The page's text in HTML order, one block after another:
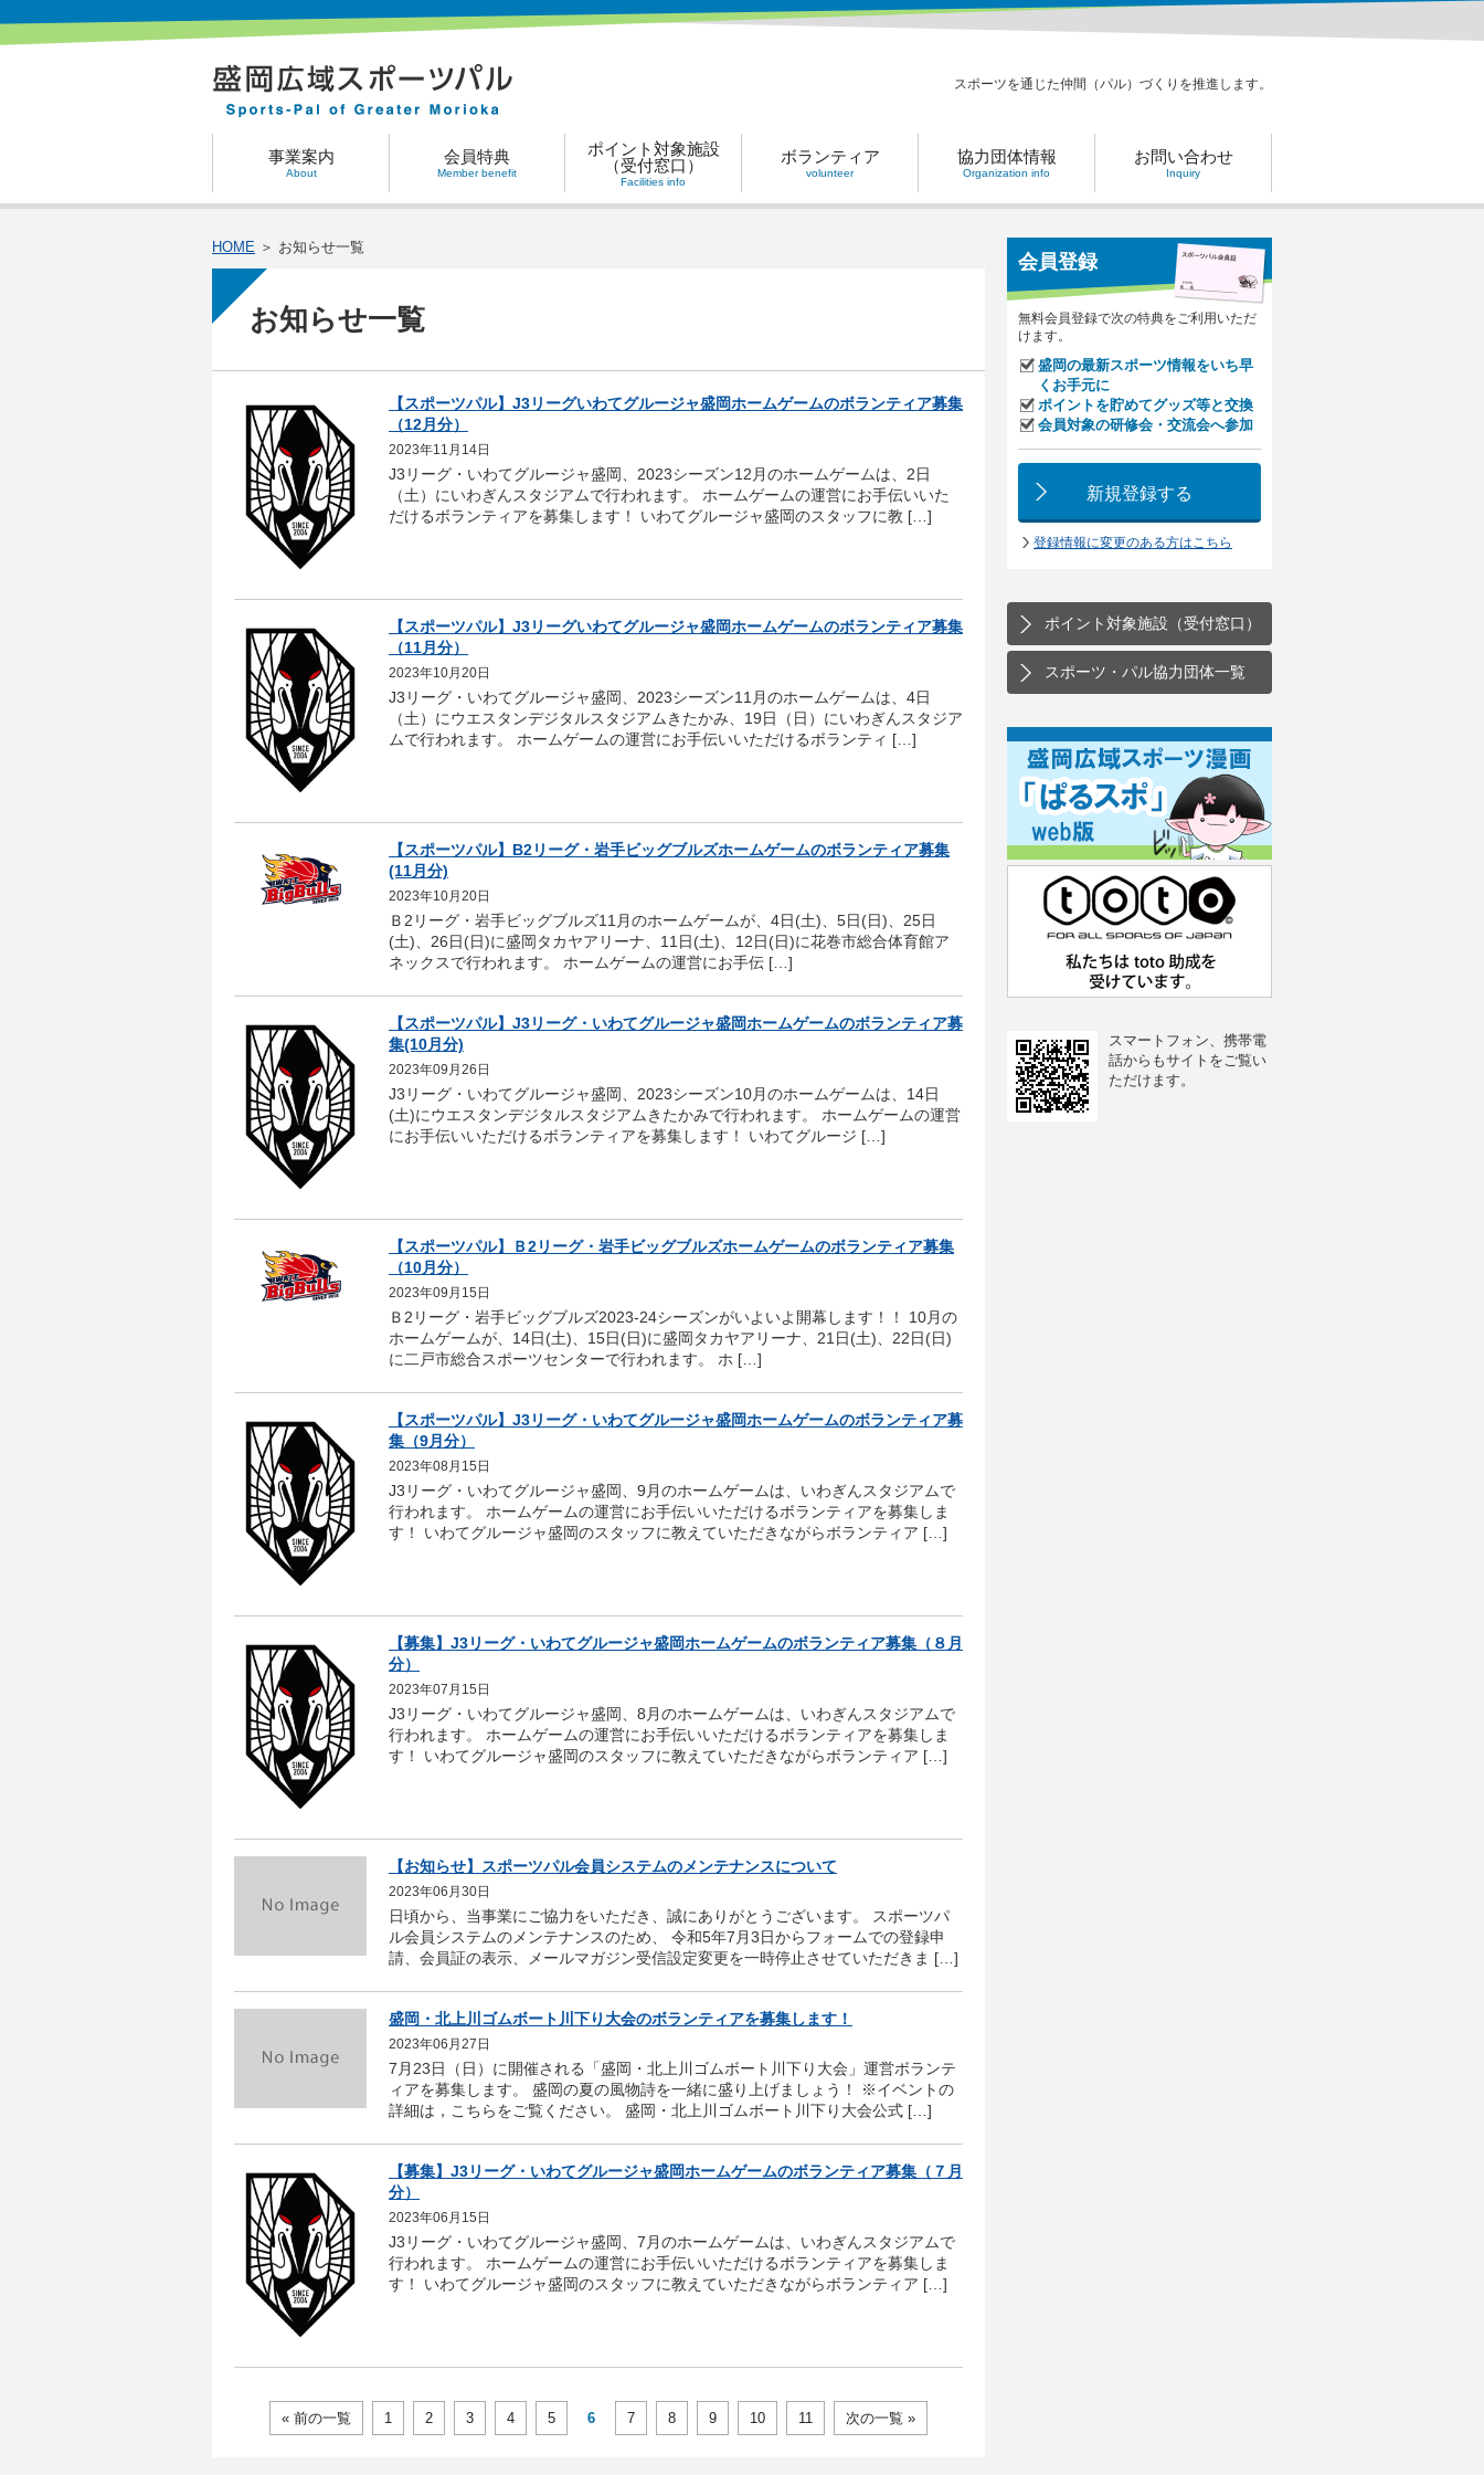
スポーツを通じた仲間（パル）づくりを推進します。
事業案内
About
会員特典
Member benefit
ポイント対象施設
（受付窓口）
Facilities info
ボランティア
volunteer
協力団体情報
Organization info
お問い合わせ
Inquiry
HOME ＞ お知らせ一覧
お知らせ一覧
【スポーツパル】J3リーグいわてグルージャ盛岡ホームゲームのボランティア募集
（12月分）
2023年11月14日
J3リーグ・いわてグルージャ盛岡、2023シーズン12月のホームゲームは、2日
（土）にいわぎんスタジアムで行われます。 ホームゲームの運営にお手伝いいた
だけるボランティアを募集します！ いわてグルージャ盛岡のスタッフに教 […]
【スポーツパル】J3リーグいわてグルージャ盛岡ホームゲームのボランティア募集
（11月分）
2023年10月20日
J3リーグ・いわてグルージャ盛岡、2023シーズン11月のホームゲームは、4日
（土）にウエスタンデジタルスタジアムきたかみ、19日（日）にいわぎんスタジア
ムで行われます。 ホームゲームの運営にお手伝いいただけるボランティ […]
【スポーツパル】B2リーグ・岩手ビッグブルズホームゲームのボランティア募集
(11月分)
2023年10月20日
Ｂ2リーグ・岩手ビッグブルズ11月のホームゲームが、4日(土)、5日(日)、25日
(土)、26日(日)に盛岡タカヤアリーナ、11日(土)、12日(日)に花巻市総合体育館ア
ネックスで行われます。 ホームゲームの運営にお手伝 […]
【スポーツパル】J3リーグ・いわてグルージャ盛岡ホームゲームのボランティア募
集(10月分)
2023年09月26日
J3リーグ・いわてグルージャ盛岡、2023シーズン10月のホームゲームは、14日
(土)にウエスタンデジタルスタジアムきたかみで行われます。 ホームゲームの運営
にお手伝いいただけるボランティアを募集します！ いわてグルージ […]
【スポーツパル】Ｂ2リーグ・岩手ビッグブルズホームゲームのボランティア募集
（10月分）
2023年09月15日
Ｂ2リーグ・岩手ビッグブルズ2023-24シーズンがいよいよ開幕します！！ 10月の
ホームゲームが、14日(土)、15日(日)に盛岡タカヤアリーナ、21日(土)、22日(日)
に二戸市総合スポーツセンターで行われます。 ホ […]
【スポーツパル】J3リーグ・いわてグルージャ盛岡ホームゲームのボランティア募
集（9月分）
2023年08月15日
J3リーグ・いわてグルージャ盛岡、9月のホームゲームは、いわぎんスタジアムで
行われます。 ホームゲームの運営にお手伝いいただけるボランティアを募集しま
す！ いわてグルージャ盛岡のスタッフに教えていただきながらボランティア […]
【募集】J3リーグ・いわてグルージャ盛岡ホームゲームのボランティア募集（８月
分）
2023年07月15日
J3リーグ・いわてグルージャ盛岡、8月のホームゲームは、いわぎんスタジアムで
行われます。 ホームゲームの運営にお手伝いいただけるボランティアを募集しま
す！ いわてグルージャ盛岡のスタッフに教えていただきながらボランティア […]
【お知らせ】スポーツパル会員システムのメンテナンスについて
2023年06月30日
日頃から、当事業にご協力をいただき、誠にありがとうございます。 スポーツパ
ル会員システムのメンテナンスのため、 令和5年7月3日からフォームでの登録申
請、会員証の表示、メールマガジン受信設定変更を一時停止させていただきま […]
盛岡・北上川ゴムボート川下り大会のボランティアを募集します！
2023年06月27日
7月23日（日）に開催される「盛岡・北上川ゴムボート川下り大会」運営ボランテ
ィアを募集します。 盛岡の夏の風物詩を一緒に盛り上げましょう！ ※イベントの
詳細は，こちらをご覧ください。 盛岡・北上川ゴムボート川下り大会公式 […]
【募集】J3リーグ・いわてグルージャ盛岡ホームゲームのボランティア募集（７月
分）
2023年06月15日
J3リーグ・いわてグルージャ盛岡、7月のホームゲームは、いわぎんスタジアムで
行われます。 ホームゲームの運営にお手伝いいただけるボランティアを募集しま
す！ いわてグルージャ盛岡のスタッフに教えていただきながらボランティア […]
« 前の一覧 1 2 3 4 5 6 7 8 9 10 11 次の一覧 »
会員登録
無料会員登録で次の特典をご利用いただ
けます。
盛岡の最新スポーツ情報をいち早
くお手元に
ポイントを貯めてグッズ等と交換
会員対象の研修会・交流会へ参加
新規登録する
登録情報に変更のある方はこちら
ポイント対象施設（受付窓口）
スポーツ・パル協力団体一覧
スマートフォン、携帯電
話からもサイトをご覧い
ただけます。